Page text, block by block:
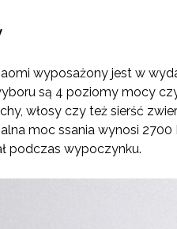
wyposażony jest w
są 4 poziomy mocy
włosy czy też sierść
moc ssania wynosi
podczas wypoczynku.